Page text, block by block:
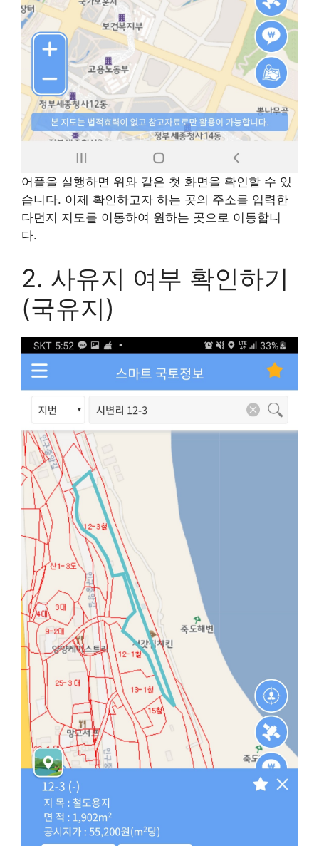
어플을 실행하면 위와 같은 첫 화면을 확인할 수 있
습니다. 이제 확인하고자 하는 곳의 주소를 입력한
다던지 지도를 이동하여 원하는 곳으로 이동합니
다.
2. 사유지 여부 확인하기
(국유지)